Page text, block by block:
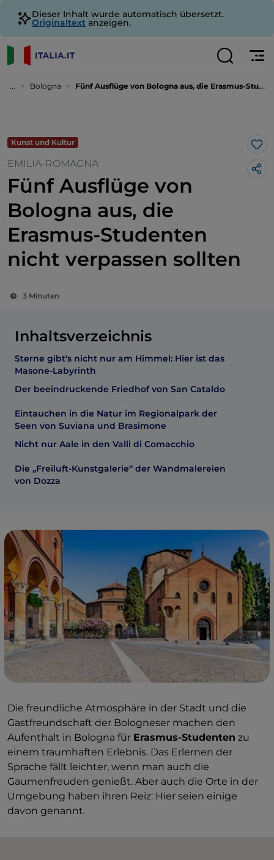
Dieser Inhalt wurde automatisch übersetzt.
Originaltext anzeigen.
... Bologna Fünf Ausflüge von Bologna aus, die Erasmus-Studenten nicht verpassen sollten
Kunst und Kultur
EMILIA-ROMAGNA
Fünf Ausflüge von
Bologna aus, die
Erasmus-Studenten
nicht verpassen sollten
3 Minuten
Inhaltsverzeichnis
Sterne gibt's nicht nur am Himmel: Hier ist das
Masone-Labyrinth
Der beeindruckende Friedhof von San Cataldo
Eintauchen in die Natur im Regionalpark der
Seen von Suviana und Brasimone
Nicht nur Aale in den Valli di Comacchio
Die „Freiluft-Kunstgalerie“ der Wandmalereien
von Dozza
Die freundliche Atmosphäre in der Stadt und die
Gastfreundschaft der Bologneser machen den
Aufenthalt in Bologna für Erasmus-Studenten zu
einem traumhaften Erlebnis. Das Erlernen der
Sprache fällt leichter, wenn man auch die
Gaumenfreuden genießt. Aber auch die Orte in der
Umgebung haben ihren Reiz: Hier seien einige
davon genannt.